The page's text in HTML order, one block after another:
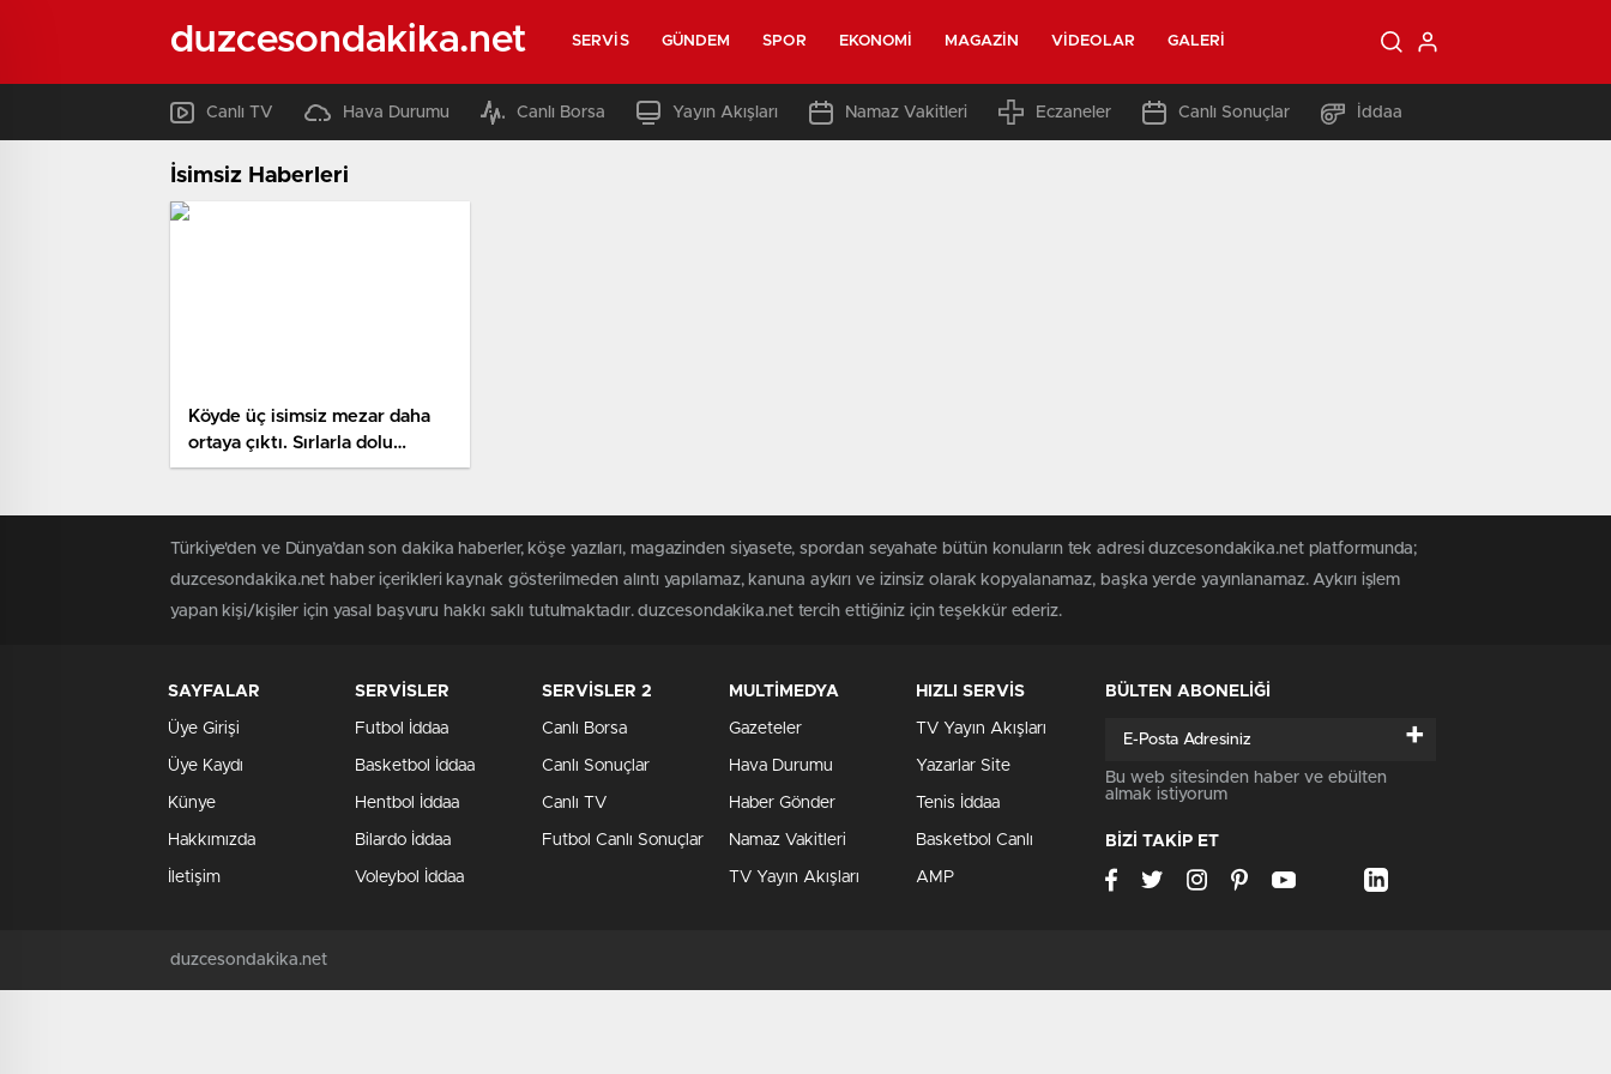
duzcesondakika.net SERVIS GÜNDEM SPOR EKONOMI MAGAZIN VIDEOLAR GALERI
Canlı TV Hava Durumu Canlı Borsa Yayın Akışları Namaz Vakitleri Eczaneler Canlı Sonuçlar İddaa
İsimsiz Haberleri
Köyde üç isimsiz mezar daha
ortaya çıktı. Sırlarla dolu
köydeki olayı Dilan Alp
Türkiye'den ve Dünya’dan son dakika haberler, köşe yazıları, magazinden siyasete, spordan seyahate bütün konuların tek adresi duzcesondakika.net platformunda;
duzcesondakika.net haber içerikleri kaynak gösterilmeden alıntı yapılamaz, kanuna aykırı ve izinsiz olarak kopyalanamaz, başka yerde yayınlanamaz. Aykırı işlem
yapan kişi/kişiler için yasal başvuru hakkı saklı tutulmaktadır. duzcesondakika.net tercih ettiğiniz için teşekkür ederiz.
SAYFALAR
Üye Girişi
Üye Kaydı
Künye
Hakkımızda
İletişim
SERVİSLER
Futbol İddaa
Basketbol İddaa
Hentbol İddaa
Bilardo İddaa
Voleybol İddaa
SERVİSLER 2
Canlı Borsa
Canlı Sonuçlar
Canlı TV
Futbol Canlı Sonuçlar
MULTİMEDYA
Gazeteler
Hava Durumu
Haber Gönder
Namaz Vakitleri
TV Yayın Akışları
HIZLI SERVİS
TV Yayın Akışları
Yazarlar Site
Tenis İddaa
Basketbol Canlı
AMP
BÜLTEN ABONELİĞİ
+
Bu web sitesinden haber ve ebülten
almak istiyorum
BİZİ TAKİP ET
duzcesondakika.net